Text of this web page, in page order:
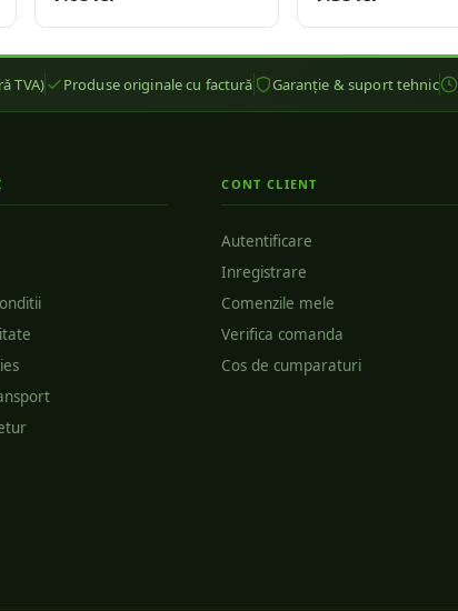
TVA) Produse originale cu factură Garanție & suport tehnic
CONT CLIENT
Autentificare
Inregistrare
Comenzile mele
Verifica comanda
Cos de cumparaturi